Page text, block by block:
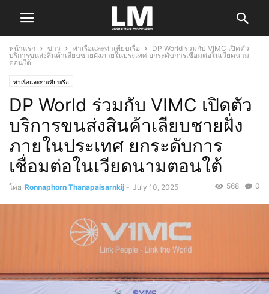
หน้าแรก ข่าว ท่าเรือและท่าเทียบเรือ
DP World ร่วมกับ VIMC เปิดตัว
บริการขนส่งสินค้าเลียบชายฝั่งภายในประเทศ ยกระดับการเชื่อมต่อในเวียดนาม
ตอนใต้
ท่าเรือและท่าเทียบเรือ
DP World ร่วมกับ VIMC เปิดตัว
บริการขนส่งสินค้าเลียบชายฝั่ง
ภายในประเทศ ยกระดับการ
เชื่อมต่อในเวียดนามตอนใต้
โดย Ronnaphorn Thanapaisarnkij - July 10, 2025 0
568